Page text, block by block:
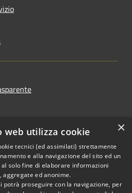
Copyright © 2026 • Comune di
×
web utilizza cookie
tecnici (ed assimilati) strettamente
e alla navigazione del sito ed un
solo fine di elaborare informazioni
aggregate ed anonime.
potrà proseguire con la navigazione, per